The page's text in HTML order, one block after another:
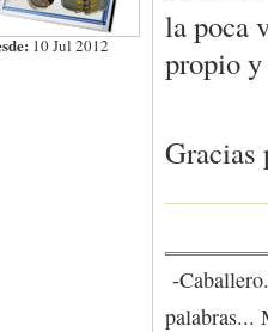
10 Jul 2012
la poca
propio y
Gracias
-
palabras...